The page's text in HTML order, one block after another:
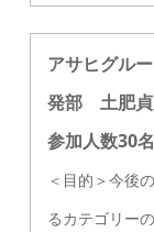
アサヒグル
発部 土肥
参加人数30
＜目的＞今後
るカテゴリー